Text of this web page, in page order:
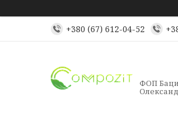
+380 (67) 612-04-52
ФОП